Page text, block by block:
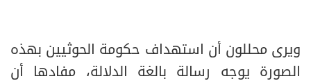
ويرى محللون أن استهداف حكومة الحوثيين بهذه
الصورة يوجه رسالة بالغة الدلالة، مفادها أن